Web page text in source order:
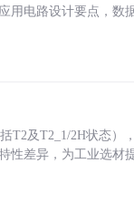
用电路设计要点，数
T2及T2_1/2H状态）
性差异，为工业选材